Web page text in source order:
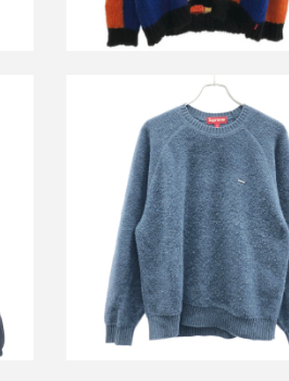
シュプリーム 24AW Terry
Sweater Blue ニットセー
詳しく見る